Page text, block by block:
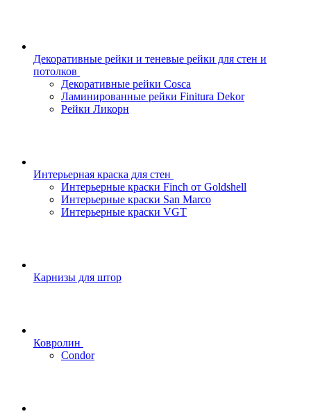
Декоративные рейки и теневые рейки для стен и
потолков
Декоративные рейки Cosca
Ламинированные рейки Finitura Dekor
Рейки Ликорн
Интерьерная краска для стен
Интерьерные краски Finch от Goldshell
Интерьерные краски San Marco
Интерьерные краски VGT
Карнизы для штор
Ковролин
Condor